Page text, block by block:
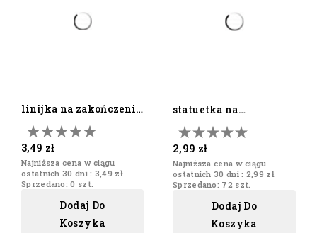
linijka na zakończenie
roku szkolnego z...
3,49 zł
Najniższa cena w ciągu
ostatnich 30 dni : 3,49 zł
Sprzedano: 0 szt.
Dodaj Do
Koszyka
statuetka na
zakończenie roku
szkolnego z...
2,99 zł
Najniższa cena w ciągu
ostatnich 30 dni : 2,99 zł
Sprzedano: 72 szt.
Dodaj Do
Koszyka